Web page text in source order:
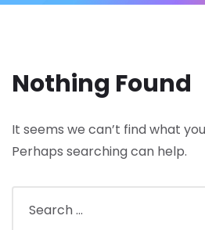
Nothing Found
It seems we can’t find what
Perhaps searching can help.